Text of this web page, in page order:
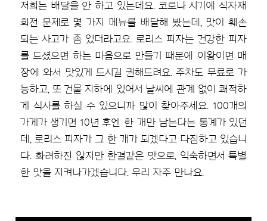
저희는 배달을 안 하고 있는데요. 코로나 시기에 식자재
회전 문제로 몇 가지 메뉴를 배달해 봤는데, 맛이 훼손
되는 사고가 좀 있더라고요. 로리스 피자는 건강한 피자
를 드셨으면 하는 마음으로 만들기 때문에 이왕이면 매
장에 와서 맛있게 드시길 권해드려요. 주차도 무료로 가
능하고, 또 건물 지하에 있어서 날씨에 관계 없이 쾌적하
게 식사를 하실 수 있으니까 많이 찾아주세요. 100개의
가게가 생기면 10년 후엔 한 개만 남는다는 통계가 있던
데, 로리스 피자가 그 한 개가 되겠다고 다짐하고 있습니
다. 화려하진 않지만 한결같은 맛으로, 익숙하면서 특별
한 맛을 지켜나가겠습니다. 우리 자주 만나요.